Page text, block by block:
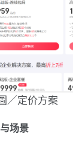
／定价方案
场景